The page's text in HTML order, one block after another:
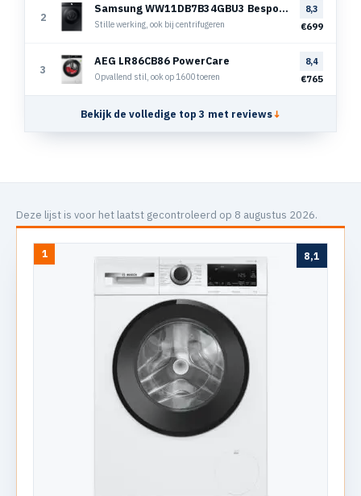
2
Samsung WW11DB7B34GBU3 Bespoke Super Speed
Stille werking, ook bij centrifugeren
8,3
€699
3
AEG LR86CB86 PowerCare
Opvallend stil, ook op 1600 toeren
8,4
€765
Bekijk de volledige top 3 met reviews↓
Deze lijst is voor het laatst gecontroleerd op 8 augustus 2026.
1 8,1